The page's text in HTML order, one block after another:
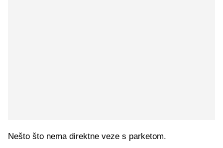
Nešto što nema direktne veze s parketom.